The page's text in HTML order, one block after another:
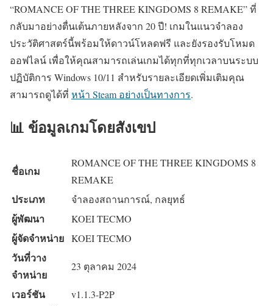
“ROMANCE OF THE THREE KINGDOMS 8 REMAKE” ที่
กลับมาอย่างตื่นเต้นภายหลังจาก 20 ปี! เกมในแนวจำลอง
ประวัติศาสตร์นี้พร้อมให้ดาวน์โหลดฟรี และยังรองรับโหมด
ออฟไลน์ เพื่อให้คุณสามารถเล่นเกมได้ทุกที่ทุกเวลาบนระบบ
ปฏิบัติการ Windows 10/11 สำหรับรายละเอียดเพิ่มเติมคุณ
สามารถดูได้ที่ หน้า Steam อย่างเป็นทางการ.
📊 ข้อมูลเกมโดยสังเขป
ชื่อเกม
ROMANCE OF THE THREE KINGDOMS 8
REMAKE
ประเภท จำลองสถานการณ์, กลยุทธ์
ผู้พัฒนา KOEI TECMO
ผู้จัดจำหน่าย KOEI TECMO
วันที่วาง
จำหน่าย
23 ตุลาคม 2024
เวอร์ชัน v1.1.3-P2P